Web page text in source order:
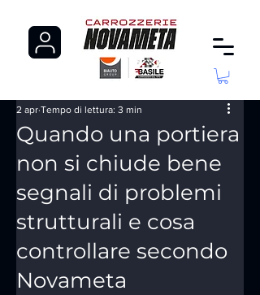
Quando una portiera
non si chiude bene
segnali di problemi
strutturali e cosa
controllare secondo
Novameta
2 apr Tempo di lettura: 3 min